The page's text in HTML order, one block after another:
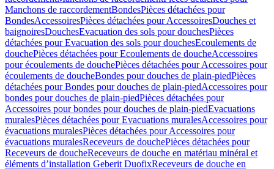
Manchons de raccordementBondesPièces détachées pour
BondesAccessoiresPièces détachées pour AccessoiresDouches et
baignoiresDouchesEvacuation des sols pour douchesPièces
détachées pour Evacuation des sols pour douchesEcoulements de
douchePièces détachées pour Ecoulements de doucheAccessoires
pour écoulements de douchePièces détachées pour Accessoires pour
écoulements de doucheBondes pour douches de plain-piedPièces
détachées pour Bondes pour douches de plain-piedAccessoires pour
bondes pour douches de plain-piedPièces détachées pour
Accessoires pour bondes pour douches de plain-piedEvacuations
muralesPièces détachées pour Evacuations muralesAccessoires pour
évacuations muralesPièces détachées pour Accessoires pour
évacuations muralesReceveurs de douchePièces détachées pour
Receveurs de doucheReceveurs de douche en matériau minéral et
éléments d’installation Geberit DuofixReceveurs de douche en